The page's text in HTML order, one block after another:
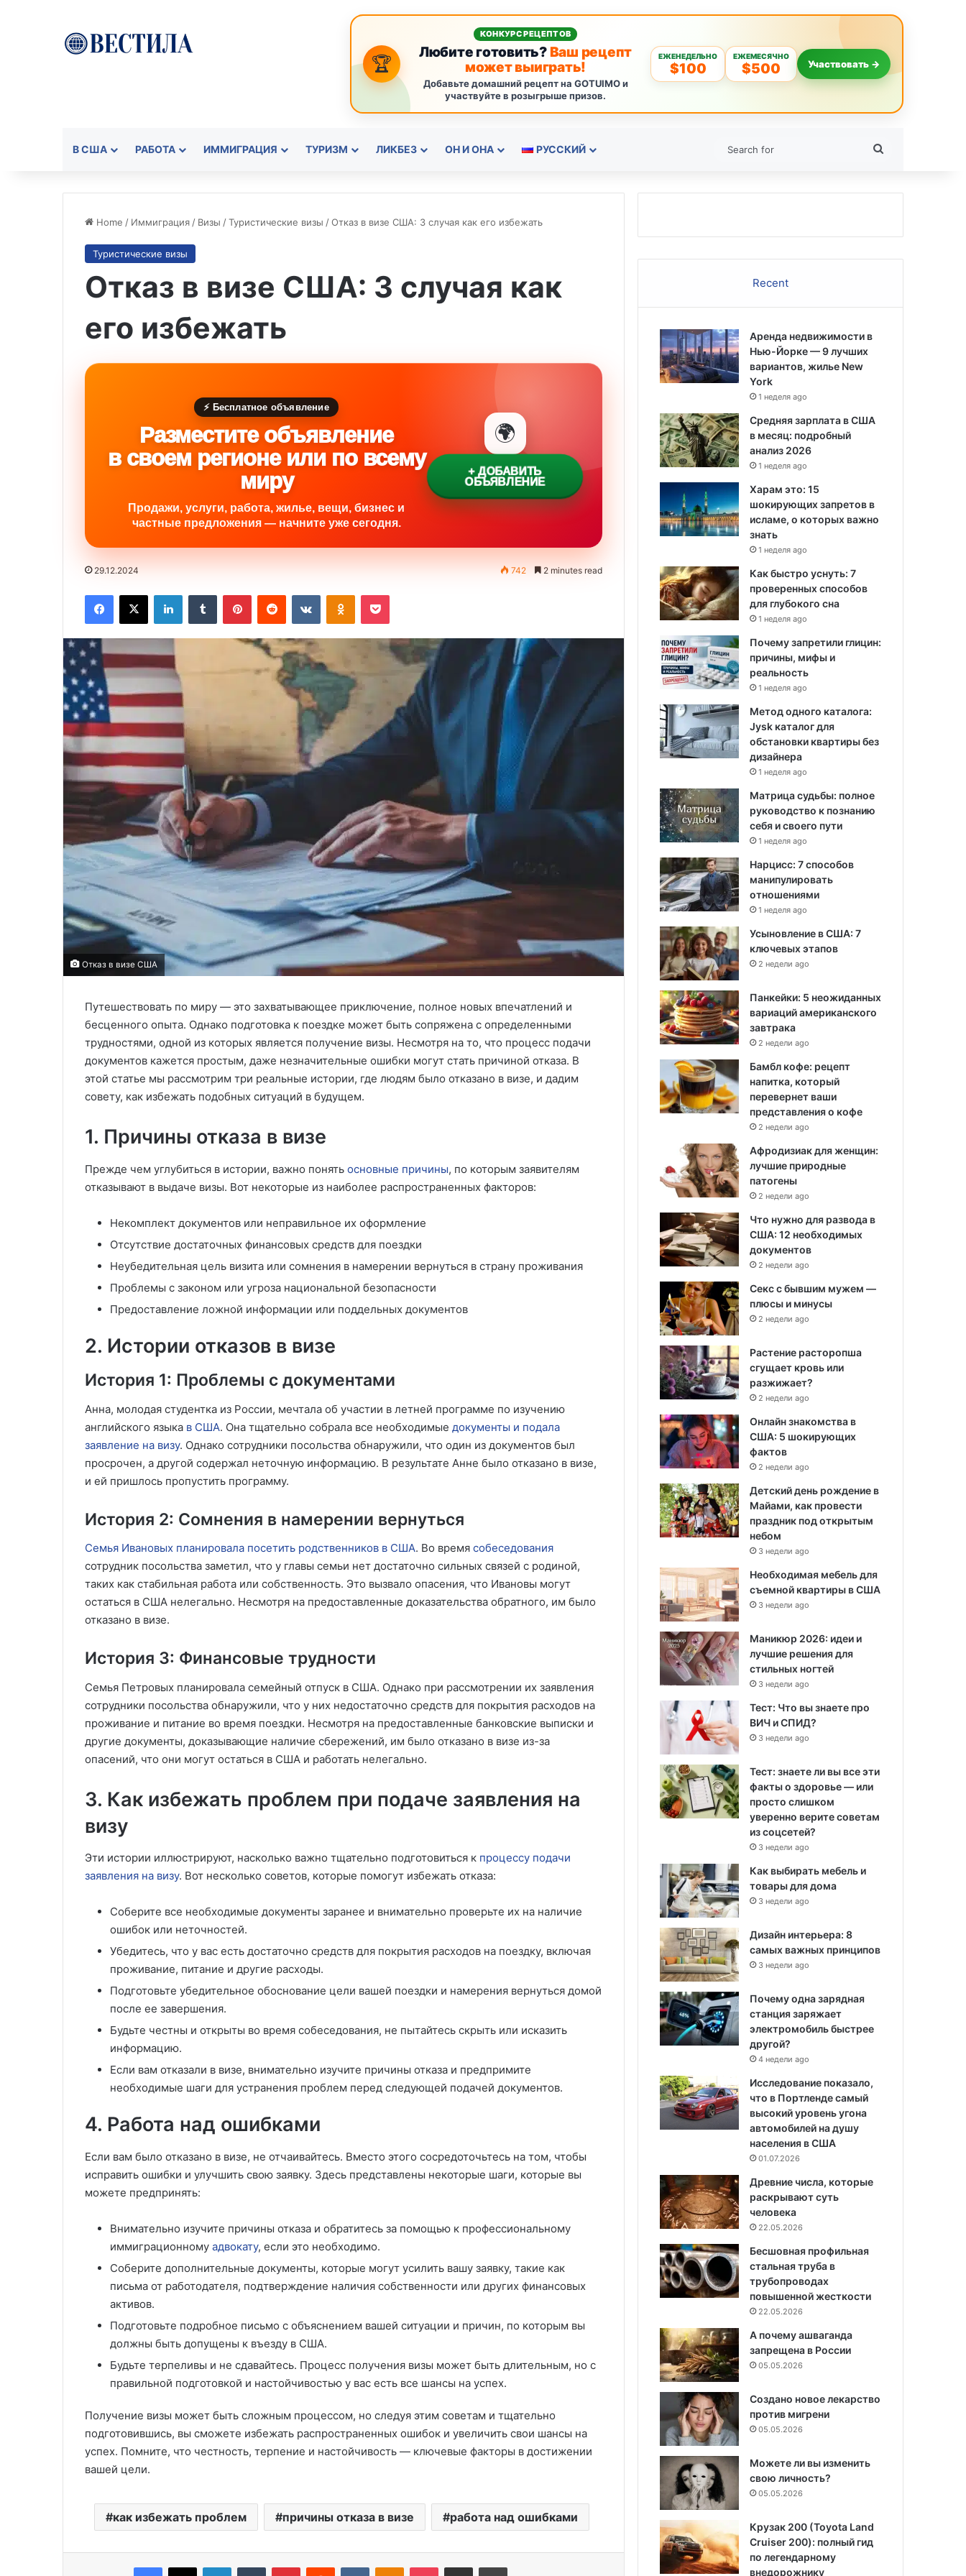
🏆
КОНКУРС РЕЦЕПТОВ
Любите готовить?Ваш рецепт
может выиграть!
Добавьте домашний рецепт на GOTUIMO и
участвуйте в розыгрыше призов.
ЕЖЕНЕДЕЛЬНО
$100
ЕЖЕМЕСЯЧНО
$500 Участвовать →
В США РАБОТА ИММИГРАЦИЯ ТУРИЗМ ЛИКБЕЗ ОН И ОНА РУССКИЙ
Home / Иммиграция / Визы /Туристические визы /Отказ в визе США: 3 случая как его избежать
Туристические визы
Отказ в визе США: 3 случая как
его избежать
⚡ Бесплатное объявление
Разместите объявление
в своем регионе или по всему
миру
Продажи, услуги, работа, жилье, вещи, бизнес и
частные предложения — начните уже сегодня.
🌍
+ ДОБАВИТЬ
ОБЪЯВЛЕНИЕ
29.12.2024 742 2 minutes read
Facebook
X LinkedInTumblr PinterestReddit VKontakteOdnoklassniki
Pocket
Отказ в визе США
Путешествовать по миру — это захватывающее приключение, полное новых впечатлений и
бесценного опыта. Однако подготовка к поездке может быть сопряжена с определенными
трудностями, одной из которых является получение визы. Несмотря на то, что процесс подачи
документов кажется простым, даже незначительные ошибки могут стать причиной отказа. В
этой статье мы рассмотрим три реальные истории, где людям было отказано в визе, и дадим
совету, как избежать подобных ситуаций в будущем.
1. Причины отказа в визе
Прежде чем углубиться в истории, важно понять основные причины, по которым заявителям
отказывают в выдаче визы. Вот некоторые из наиболее распространенных факторов:
Некомплект документов или неправильное их оформление
Отсутствие достаточных финансовых средств для поездки
Неубедительная цель визита или сомнения в намерении вернуться в страну проживания
Проблемы с законом или угроза национальной безопасности
Предоставление ложной информации или поддельных документов
2. Истории отказов в визе
История 1: Проблемы с документами
Анна, молодая студентка из России, мечтала об участии в летней программе по изучению
английского языка в США. Она тщательно собрала все необходимые документы и подала
заявление на визу. Однако сотрудники посольства обнаружили, что один из документов был
просрочен, а другой содержал неточную информацию. В результате Анне было отказано в визе,
и ей пришлось пропустить программу.
История 2: Сомнения в намерении вернуться
Семья Ивановых планировала посетить родственников в США. Во время собеседования
сотрудник посольства заметил, что у главы семьи нет достаточно сильных связей с родиной,
таких как стабильная работа или собственность. Это вызвало опасения, что Ивановы могут
остаться в США нелегально. Несмотря на предоставленные доказательства обратного, им было
отказано в визе.
История 3: Финансовые трудности
Семья Петровых планировала семейный отпуск в США. Однако при рассмотрении их заявления
сотрудники посольства обнаружили, что у них недостаточно средств для покрытия расходов на
проживание и питание во время поездки. Несмотря на предоставленные банковские выписки и
другие документы, доказывающие наличие сбережений, им было отказано в визе из-за
опасений, что они могут остаться в США и работать нелегально.
3. Как избежать проблем при подаче заявления на
визу
Эти истории иллюстрируют, насколько важно тщательно подготовиться к процессу подачи
заявления на визу. Вот несколько советов, которые помогут избежать отказа:
Соберите все необходимые документы заранее и внимательно проверьте их на наличие
ошибок или неточностей.
Убедитесь, что у вас есть достаточно средств для покрытия расходов на поездку, включая
проживание, питание и другие расходы.
Подготовьте убедительное обоснование цели вашей поездки и намерения вернуться домой
после ее завершения.
Будьте честны и открыты во время собеседования, не пытайтесь скрыть или исказить
информацию.
Если вам отказали в визе, внимательно изучите причины отказа и предпримите
необходимые шаги для устранения проблем перед следующей подачей документов.
4. Работа над ошибками
Если вам было отказано в визе, не отчаивайтесь. Вместо этого сосредоточьтесь на том, чтобы
исправить ошибки и улучшить свою заявку. Здесь представлены некоторые шаги, которые вы
можете предпринять:
Внимательно изучите причины отказа и обратитесь за помощью к профессиональному
иммиграционному адвокату, если это необходимо.
Соберите дополнительные документы, которые могут усилить вашу заявку, такие как
письма от работодателя, подтверждение наличия собственности или других финансовых
активов.
Подготовьте подробное письмо с объяснением вашей ситуации и причин, по которым вы
должны быть допущены к въезду в США.
Будьте терпеливы и не сдавайтесь. Процесс получения визы может быть длительным, но с
правильной подготовкой и настойчивостью у вас есть все шансы на успех.
Получение визы может быть сложным процессом, но следуя этим советам и тщательно
подготовившись, вы сможете избежать распространенных ошибок и увеличить свои шансы на
успех. Помните, что честность, терпение и настойчивость — ключевые факторы в достижении
вашей цели.
как избежать проблем причины отказа в визе работа над ошибками
Facebook
X LinkedInTumblr PinterestReddit VKontakteOdnoklassniki
Pocket Share via Email Print
факторы влияют
Новые правила визы B1/B2 в 2025:
Что нужно знать
Recent
Аренда недвижимости в
Нью-Йорке — 9 лучших
вариантов, жилье New
York
1 неделя ago
Средняя зарплата в США
в месяц: подробный
анализ 2026
1 неделя ago
Харам это: 15
шокирующих запретов в
исламе, о которых важно
знать
1 неделя ago
Как быстро уснуть: 7
проверенных способов
для глубокого сна
1 неделя ago
Почему запретили глицин:
причины, мифы и
реальность
1 неделя ago
Метод одного каталога:
Jysk каталог для
обстановки квартиры без
дизайнера
1 неделя ago
Матрица судьбы: полное
руководство к познанию
себя и своего пути
1 неделя ago
Нарцисс: 7 способов
манипулировать
отношениями
1 неделя ago
Усыновление в США: 7
ключевых этапов
2 недели ago
Панкейки: 5 неожиданных
вариаций американского
завтрака
2 недели ago
Бамбл кофе: рецепт
напитка, который
перевернет ваши
представления о кофе
2 недели ago
Афродизиак для женщин:
лучшие природные
патогены
2 недели ago
Что нужно для развода в
США: 12 необходимых
документов
2 недели ago
Секс с бывшим мужем —
плюсы и минусы
2 недели ago
Растение расторопша
сгущает кровь или
разжижает?
2 недели ago
Онлайн знакомства в
США: 5 шокирующих
фактов
2 недели ago
Детский день рождение в
Майами, как провести
праздник под открытым
небом
3 недели ago
Необходимая мебель для
съемной квартиры в США
3 недели ago
Маникюр 2026: идеи и
лучшие решения для
стильных ногтей
3 недели ago
Тест: Что вы знаете про
ВИЧ и СПИД?
3 недели ago
Тест: знаете ли вы все эти
факты о здоровье — или
просто слишком
уверенно верите советам
из соцсетей?
3 недели ago
Как выбирать мебель и
товары для дома
3 недели ago
Дизайн интерьера: 8
самых важных принципов
3 недели ago
Почему одна зарядная
станция заряжает
электромобиль быстрее
другой?
4 недели ago
Исследование показало,
что в Портленде самый
высокий уровень угона
автомобилей на душу
населения в США
01.07.2026
Древние числа, которые
раскрывают суть
человека
22.05.2026
Бесшовная профильная
стальная труба в
трубопроводах
повышенной жесткости
22.05.2026
А почему ашваганда
запрещена в России
05.05.2026
Создано новое лекарство
против мигрени
05.05.2026
Можете ли вы изменить
свою личность?
05.05.2026
Крузак 200 (Toyota Land
Cruiser 200): полный гид
по легендарному
внедорожнику